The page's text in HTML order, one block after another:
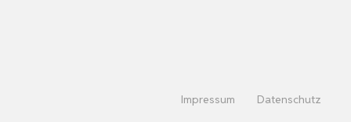
Impressum Datenschutz